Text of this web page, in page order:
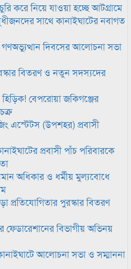
করে নিয়ে যাওয়া হচ্ছে আটগ্রামে
সাথে কানাইঘাটের নবাগত
গণঅভ্যুত্থান দিবসের আলোচনা সভা
বিতরণ ও নতুন সদস্যদের
বেপরোয়া জকিগঞ্জের
এস্টেটস (উপশহর) প্রবাসী
প্রবাসী পাঁচ পরিবারকে
অধিকার ও ধর্মীয় মুল্যবোধে
প্রতিযোগিতার পুরস্কার বিতরণ
ফেডারেশানের বিভাগীয় অভিনয়
আলোচনা সভা ও সম্মাননা